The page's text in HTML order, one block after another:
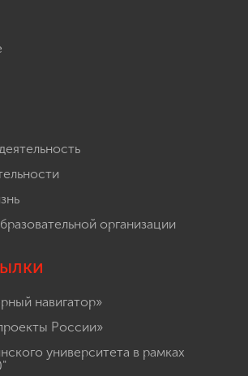
организации
навигатор»
России»
университета в рамках